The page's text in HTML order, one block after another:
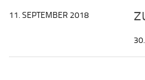
11. SEPTEMBER 2018